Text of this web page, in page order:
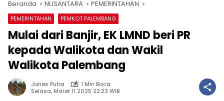
Beranda NUSANTARA PEMERINTAHAN
PEMERINTAHAN PEMKOT PALEMBANG
Mulai dari Banjir, EK LMND beri PR
kepada Walikota dan Wakil
Walikota Palembang
Janes Putra
1 Min Baca
Selasa, Maret 11 2025 22:23 WIB